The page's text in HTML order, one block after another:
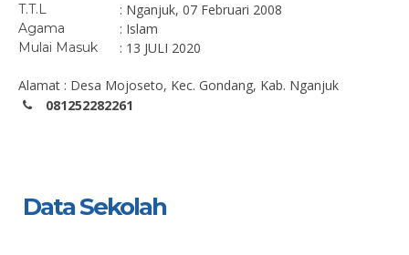
T.T.L : Nganjuk, 07 Februari 2008
Agama : Islam
Mulai Masuk : 13 JULI 2020
Alamat : Desa Mojoseto, Kec. Gondang, Kab. Nganjuk
081252282261
Data Sekolah